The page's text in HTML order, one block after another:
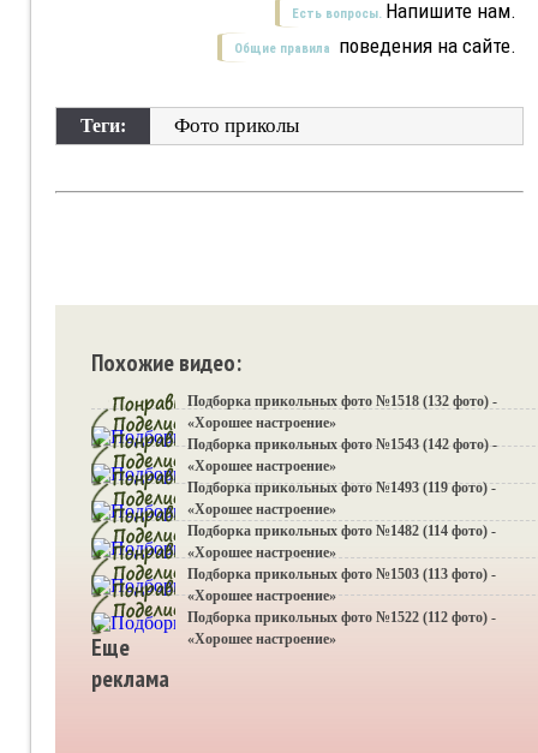
Есть вопросы. Напишите нам.
Общие правила поведения на сайте.
Теги: Фото приколы
Похожие видео:
Подборка прикольных фото №1518 (132 фото) -
«Хорошее настроение»
Подборка прикольных фото №1543 (142 фото) -
«Хорошее настроение»
Подборка прикольных фото №1493 (119 фото) -
«Хорошее настроение»
Подборка прикольных фото №1482 (114 фото) -
«Хорошее настроение»
Подборка прикольных фото №1503 (113 фото) -
«Хорошее настроение»
Подборка прикольных фото №1522 (112 фото) -
«Хорошее настроение»
Еще
реклама